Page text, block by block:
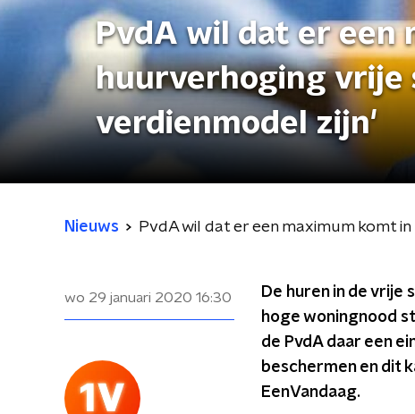
PvdA wil dat er een
huurverhoging vrije
verdienmodel zijn'
Nieuws PvdA wil dat er een maximum komt
wo 29 januari 2020 16:30
De huren in de
hoge woningnood
de PvdA daar een
beschermen en dit
EenVandaag.